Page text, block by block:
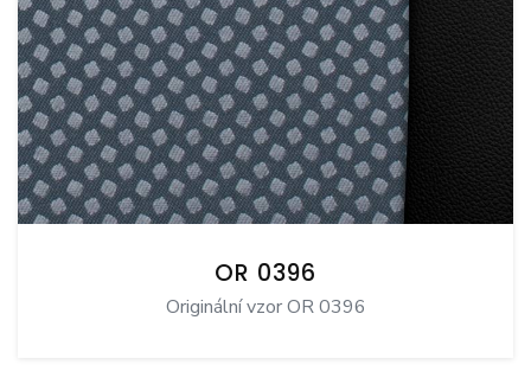
OR 0396
Originální vzor OR 0396